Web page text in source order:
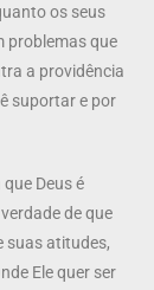
os seus
problemas que
a providência
suportar e por
Deus é
de que
suas atitudes,
Ele quer ser